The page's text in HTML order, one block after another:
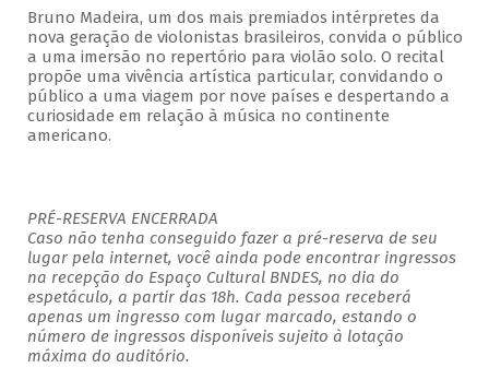
Bruno Madeira, um dos mais premiados intérpretes da
nova geração de violonistas brasileiros, convida o público
a uma imersão no repertório para violão solo. O recital
propõe uma vivência artística particular, convidando o
público a uma viagem por nove países e despertando a
curiosidade em relação à música no continente
americano.
PRÉ-RESERVA ENCERRADA
Caso não tenha conseguido fazer a pré-reserva de seu
lugar pela internet, você ainda pode encontrar ingressos
na recepção do Espaço Cultural BNDES, no dia do
espetáculo, a partir das 18h. Cada pessoa receberá
apenas um ingresso com lugar marcado, estando o
número de ingressos disponíveis sujeito à lotação
máxima do auditório.